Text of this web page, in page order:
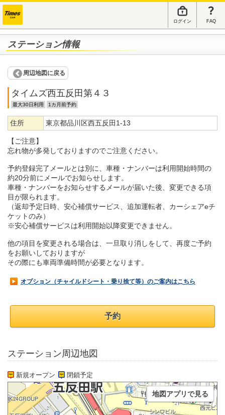
ログイン FAQ
ステーション情報
周辺地図に戻る
タイムズ西五反田第４３
最大30日利用 1カ月前予約
住所 東京都品川区西五反田1-13
【ご注意】
忘れ物が多発しておりますのでご注意ください。
予約登録完了メールとは別に、車種・ナンバーは利用開始時間の
約20分前にメールでお知らせします。
車種・ナンバーをお知らせするメールが届いた後、変更できる項
目が限られます。
（返却予定日時、安心補償サービス、追加運転者、カーシェアeチ
ケットのみ）
※安心補償サービスは利用開始以降変更できません。
他の項目を変更される場合は、一旦取り消しをして、再度ご予約
をお願いしておりますが
その際にも車両準備時間が必要となります。
オプション（チャイルドシート・乗り捨て等）のご案内はこちら
予約
ステーション周辺地図
新規オープン 閉鎖予定
地図アプリで見る